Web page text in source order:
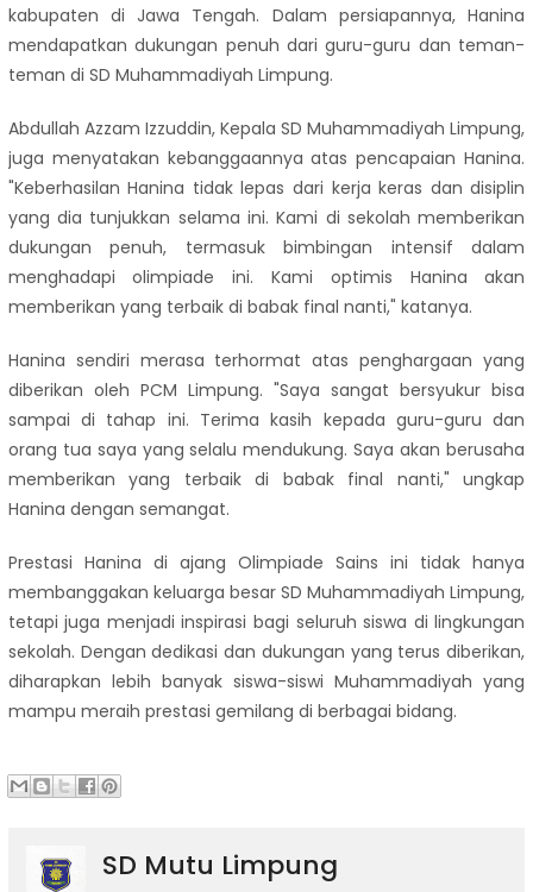
kabupaten di Jawa Tengah. Dalam persiapannya, Hanina
mendapatkan dukungan penuh dari guru-guru dan teman-
teman di SD Muhammadiyah Limpung.
Abdullah Azzam Izzuddin, Kepala SD Muhammadiyah Limpung,
juga menyatakan kebanggaannya atas pencapaian Hanina.
"Keberhasilan Hanina tidak lepas dari kerja keras dan disiplin
yang dia tunjukkan selama ini. Kami di sekolah memberikan
dukungan penuh, termasuk bimbingan intensif dalam
menghadapi olimpiade ini. Kami optimis Hanina akan
memberikan yang terbaik di babak final nanti," katanya.
Hanina sendiri merasa terhormat atas penghargaan yang
diberikan oleh PCM Limpung. "Saya sangat bersyukur bisa
sampai di tahap ini. Terima kasih kepada guru-guru dan
orang tua saya yang selalu mendukung. Saya akan berusaha
memberikan yang terbaik di babak final nanti," ungkap
Hanina dengan semangat.
Prestasi Hanina di ajang Olimpiade Sains ini tidak hanya
membanggakan keluarga besar SD Muhammadiyah Limpung,
tetapi juga menjadi inspirasi bagi seluruh siswa di lingkungan
sekolah. Dengan dedikasi dan dukungan yang terus diberikan,
diharapkan lebih banyak siswa-siswi Muhammadiyah yang
mampu meraih prestasi gemilang di berbagai bidang.
SD Mutu Limpung